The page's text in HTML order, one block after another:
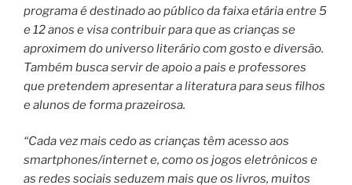
programa é destinado ao público da faixa etária entre 5
e 12 anos e visa contribuir para que as crianças se
aproximem do universo literário com gosto e diversão.
Também busca servir de apoio a pais e professores
que pretendem apresentar a literatura para seus filhos
e alunos de forma prazeirosa.
“Cada vez mais cedo as crianças têm acesso aos
smartphones/internet e, como os jogos eletrônicos e
as redes sociais seduzem mais que os livros, muitos